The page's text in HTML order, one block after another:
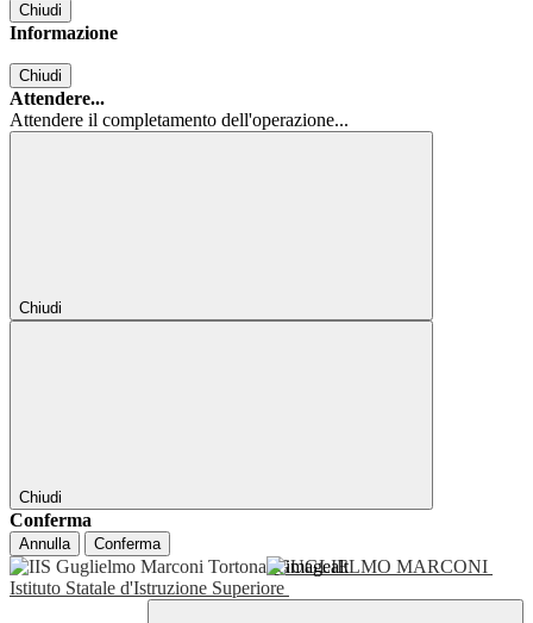
Chiudi
Informazione
Chiudi
Attendere...
Attendere il completamento dell'operazione...
Chiudi
Chiudi
Conferma
Annulla Conferma
GUGLIELMO MARCONI
Istituto Statale d'Istruzione Superiore